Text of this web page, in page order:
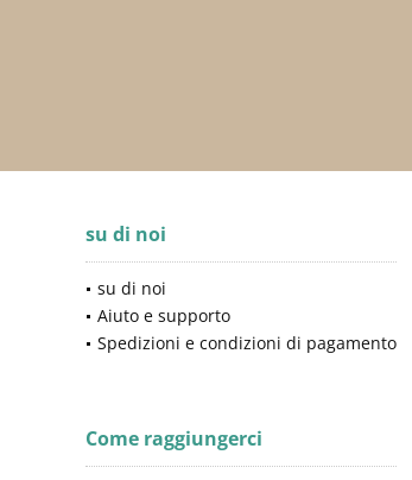
su di noi
su di noi
Aiuto e supporto
Spedizioni e condizioni di pagamento
Come raggiungerci